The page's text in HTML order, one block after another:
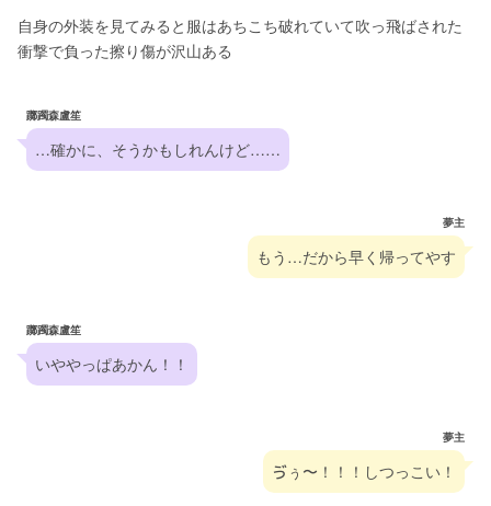
自身の外装を見てみると服はあちこち破れていて吹っ飛ばされた
衝撃で負った擦り傷が沢山ある
躑躅森盧笙
…確かに、そうかもしれんけど……
夢主
もう…だから早く帰ってやす
躑躅森盧笙
いややっぱあかん！！
夢主
ゔぅ〜！！！しつっこい！